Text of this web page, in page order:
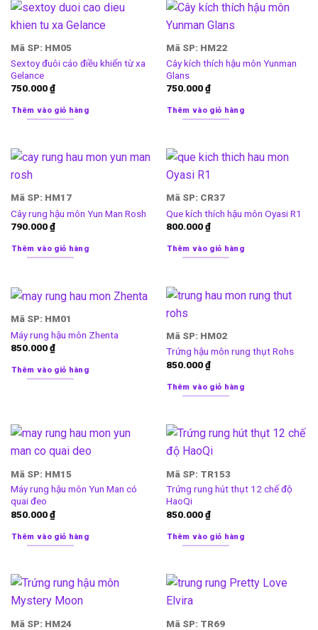
Mã SP: HM05
Sextoy đuôi cáo điều khiển từ xa
Gelance
750.000₫
Thêm vào giỏ hàng
Mã SP: HM22
Cây kích thích hậu môn Yunman
Glans
750.000₫
Thêm vào giỏ hàng
Mã SP: HM17
Cây rung hậu môn Yun Man Rosh
790.000₫
Thêm vào giỏ hàng
Mã SP: CR37
Que kích thích hậu môn Oyasi R1
800.000₫
Thêm vào giỏ hàng
Mã SP: HM01
Máy rung hậu môn Zhenta
850.000₫
Thêm vào giỏ hàng
Mã SP: HM02
Trứng hậu môn rung thụt Rohs
850.000₫
Thêm vào giỏ hàng
Mã SP: HM15
Máy rung hậu môn Yun Man có
quai đeo
850.000₫
Thêm vào giỏ hàng
Mã SP: TR153
Trứng rung hút thụt 12 chế độ
HaoQi
850.000₫
Thêm vào giỏ hàng
Mã SP: HM24
Mã SP: TR69